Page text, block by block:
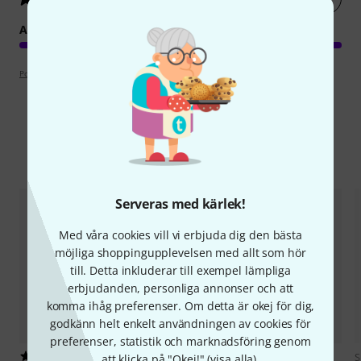
Serveras med kärlek!
Med våra cookies vill vi erbjuda dig den bästa
möjliga shoppingupplevelsen med allt som hör
till. Detta inkluderar till exempel lämpliga
erbjudanden, personliga annonser och att
komma ihåg preferenser. Om detta är okej för dig,
godkänn helt enkelt användningen av cookies för
preferenser, statistik och marknadsföring genom
ARRANGEMANG
Poängpolicy
Jämför alternativ
5 Sher Music Co.